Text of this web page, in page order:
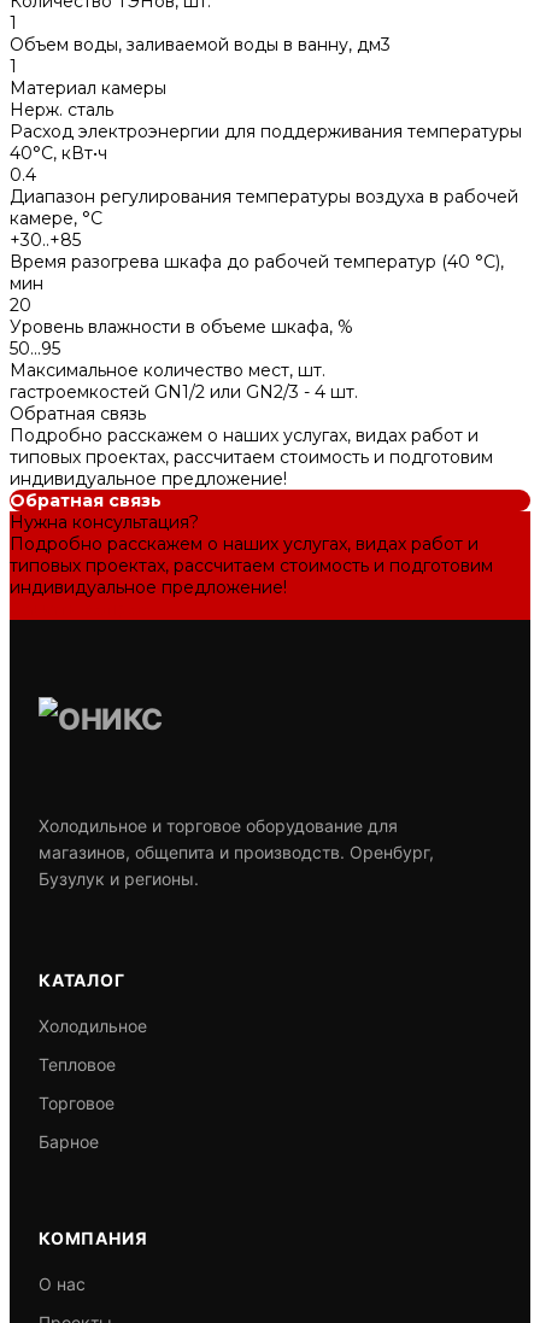
1
Объем воды, заливаемой воды в ванну, дм3
1
Материал камеры
Нерж. сталь
Расход электроэнергии для поддерживания температуры
40°С, кВт•ч
0.4
Диапазон регулирования температуры воздуха в рабочей
камере, °С
+30..+85
Время разогрева шкафа до рабочей температур (40 °С),
мин
20
Уровень влажности в объеме шкафа, %
50...95
Максимальное количество мест, шт.
гастроемкостей GN1/2 или GN2/3 - 4 шт.
Обратная связь
Подробно расскажем о наших услугах, видах работ и
типовых проектах, рассчитаем стоимость и подготовим
индивидуальное предложение!
Обратная связь
Нужна консультация?
Подробно расскажем о наших услугах, видах работ и
типовых проектах, рассчитаем стоимость и подготовим
индивидуальное предложение!
Холодильное и торговое оборудование для
магазинов, общепита и производств. Оренбург,
Бузулук и регионы.
КАТАЛОГ
Холодильное
Тепловое
Торговое
Барное
КОМПАНИЯ
О нас